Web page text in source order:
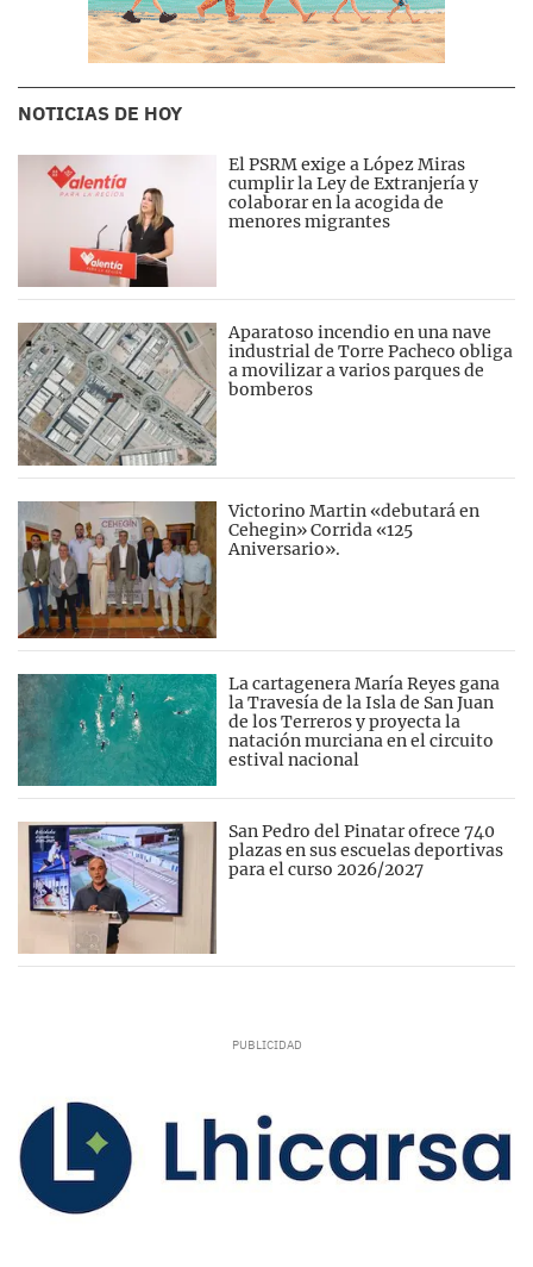
NOTICIAS DE HOY
El PSRM exige a López Miras
cumplir la Ley de Extranjería y
colaborar en la acogida de
menores migrantes
Aparatoso incendio en una nave
industrial de Torre Pacheco obliga
a movilizar a varios parques de
bomberos
Victorino Martin «debutará en
Cehegin» Corrida «125
Aniversario».
La cartagenera María Reyes gana
la Travesía de la Isla de San Juan
de los Terreros y proyecta la
natación murciana en el circuito
estival nacional
San Pedro del Pinatar ofrece 740
plazas en sus escuelas deportivas
para el curso 2026/2027